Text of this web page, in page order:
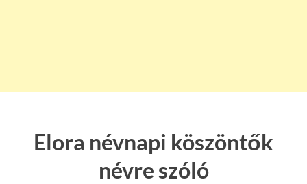
Elora névnapi köszöntők
névre szóló